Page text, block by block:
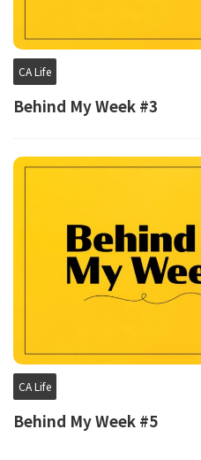
CA Life
Behind My Week #3
CA Life
Behind My Week #5